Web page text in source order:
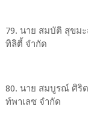
79. นาย สมบัติ สุขม
ทิลิตี้ จำกัด
80. นาย สมบูรณ์ ศิริ
ท์พาเลซ จำกัด